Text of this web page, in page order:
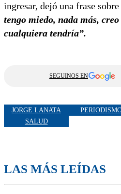
ingresar, dejó una frase
tengo miedo, nada más,
cualquiera tendría”.
SEGUINOS EN
JORGE LANATA
SALUD
LAS MÁS LEÍDAS